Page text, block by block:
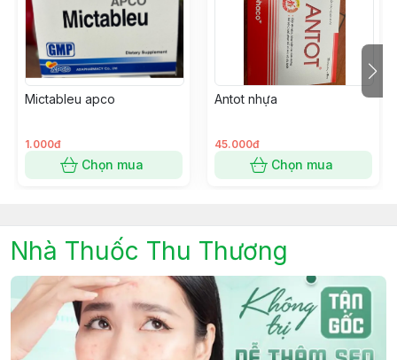
Mictableu apco
1.000đ
Chọn mua
Antot nhựa
45.000đ
Chọn mua
Nhà Thuốc Thu Thương